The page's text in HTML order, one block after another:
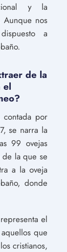
y la
Aunque nos
a
de la
el
por
se narra la
99 ovejas
la que se
a la oveja
donde
el
que
cristianos,